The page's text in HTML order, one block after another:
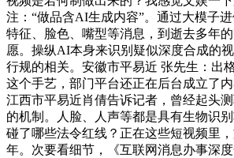
注：“做品含AI生成内容”。通过大模子
特征、脸色、嘴型等消息，到逝去多年
愿。操纵AI本身来识别疑似深度合成的
行规的相关。安徽市平易近 张先生：出
这个手艺，部门平台还正在后台成立了
江西市平易近肖倩告诉记者，曾经起头
的机制。人脸、人声等都是具有生物识
碰了哪些法令红线？正在这些短视频里
年。次要看细节，《互联网消息办事深